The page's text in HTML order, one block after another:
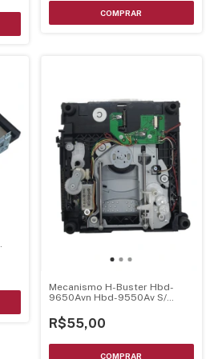
Mecanismo H-Buster Hbd-
9650Avn Hbd-9550Av S/
R$55,00